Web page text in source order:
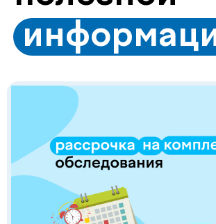
О нас
Услуги
Специалисты
Новости
Контакты
Публичная оферта